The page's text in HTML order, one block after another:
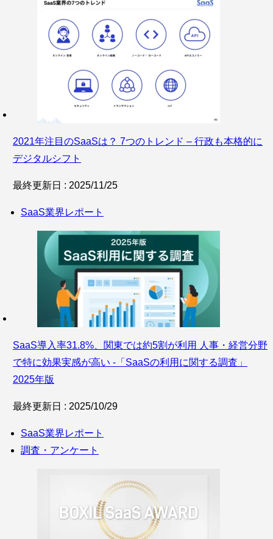
2021年注目のSaaSは？ 7つのトレンド – 行政も本格的に
デジタルシフト
最終更新日 : 2025/11/25
SaaS業界レポート
SaaS導入率31.8%、関東では約5割が利用 人事・経営分野
で特に効果実感が高い -「SaaSの利用に関する調査」
2025年版
最終更新日 : 2025/10/29
SaaS業界レポート
調査・アンケート